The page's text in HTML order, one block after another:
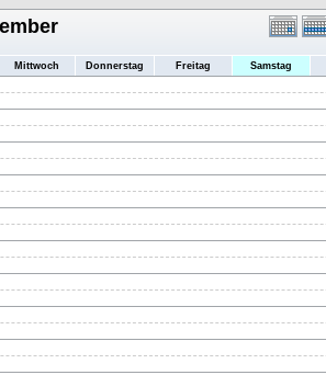
Mittwoch Donnerstag Freitag Samstag